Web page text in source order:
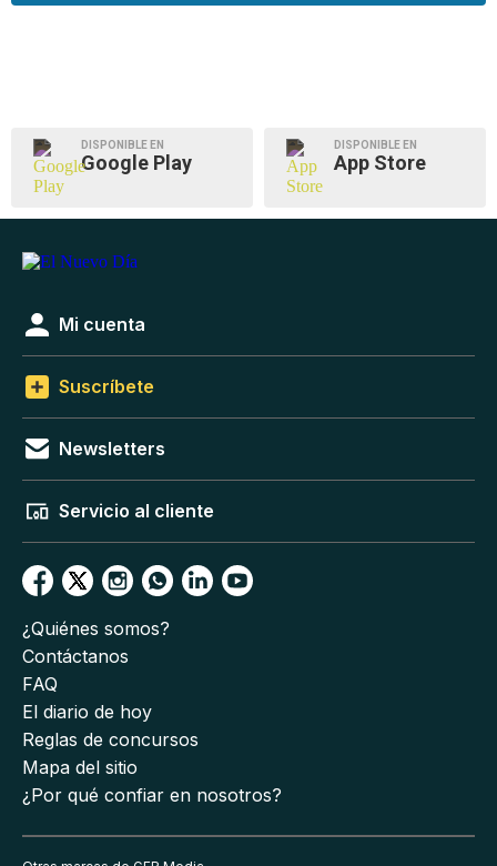
DISPONIBLE EN
Google Play
DISPONIBLE EN
App Store
Mi cuenta
Suscríbete
Newsletters
Servicio al cliente
¿Quiénes somos?
Contáctanos
FAQ
El diario de hoy
Reglas de concursos
Mapa del sitio
¿Por qué confiar en nosotros?